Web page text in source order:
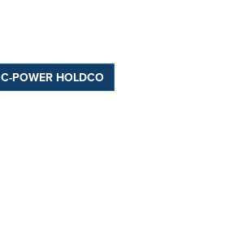
C-POWER HOLDCO